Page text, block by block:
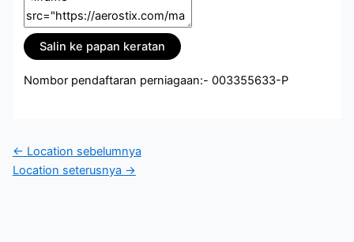
Salin ke papan keratan
Nombor pendaftaran perniagaan:- 003355633-P
← Location sebelumnya
Location seterusnya →